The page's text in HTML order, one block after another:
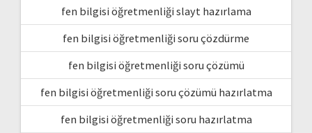
fen bilgisi öğretmenliği slayt hazırlama
fen bilgisi öğretmenliği soru çözdürme
fen bilgisi öğretmenliği soru çözümü
fen bilgisi öğretmenliği soru çözümü hazırlatma
fen bilgisi öğretmenliği soru hazırlatma